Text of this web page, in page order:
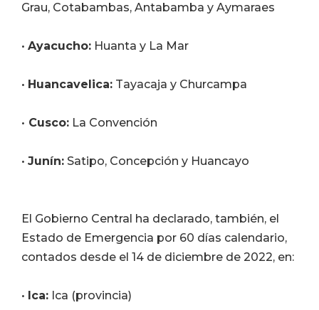
Grau, Cotabambas, Antabamba y Aymaraes
• Ayacucho: Huanta y La Mar
• Huancavelica: Tayacaja y Churcampa
• Cusco: La Convención
• Junín: Satipo, Concepción y Huancayo
El Gobierno Central ha declarado, también, el
Estado de Emergencia por 60 días calendario,
contados desde el 14 de diciembre de 2022, en:
• Ica: Ica (provincia)